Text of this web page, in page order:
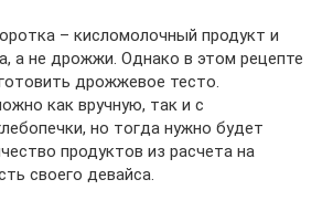
– кисломолочный продукт и
а не дрожжи. Однако в этом рецепте
дрожжевое тесто.
как вручную, так и с
но тогда нужно будет
продуктов из расчета на
своего девайса.